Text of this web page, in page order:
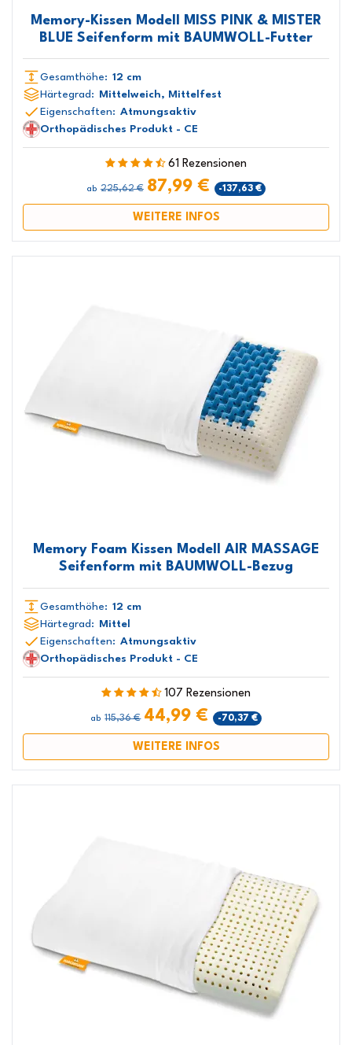
Memory-Kissen Modell MISS PINK & MISTER
BLUE Seifenform mit BAUMWOLL-Futter
Gesamthöhe: 12 cm
Härtegrad:
Mittelweich, Mittelfest
Eigenschaften: Atmungsaktiv
Orthopädisches Produkt - CE
61 Rezensionen
ab 225,62 € 87,99 € -137,63 €
WEITERE INFOS
Memory Foam Kissen Modell AIR MASSAGE
Seifenform mit BAUMWOLL-Bezug
Gesamthöhe: 12 cm
Härtegrad:
Mittel
Eigenschaften: Atmungsaktiv
Orthopädisches Produkt - CE
107 Rezensionen
ab 115,36 € 44,99 € -70,37 €
WEITERE INFOS